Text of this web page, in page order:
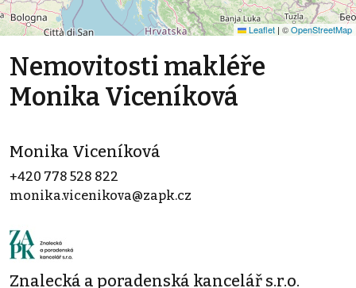
Leaflet | ©OpenStreetMap
Nemovitosti makléře
Monika Viceníková
Monika Viceníková
+420 778 528 822
monika.vicenikova@zapk.cz
Znalecká a poradenská kancelář s.r.o.